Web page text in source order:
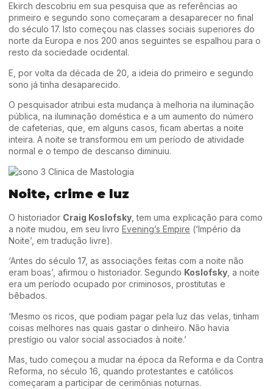
Ekirch descobriu em sua pesquisa que as referências ao
primeiro e segundo sono começaram a desaparecer no final
do século 17. Isto começou nas classes sociais superiores do
norte da Europa e nos 200 anos seguintes se espalhou para o
resto da sociedade ocidental.
E, por volta da década de 20, a ideia do primeiro e segundo
sono já tinha desaparecido.
O pesquisador atribui esta mudança à melhoria na iluminação
pública, na iluminação doméstica e a um aumento do número
de cafeterias, que, em alguns casos, ficam abertas a noite
inteira. A noite se transformou em um período de atividade
normal e o tempo de descanso diminuiu.
Noite, crime e luz
O historiador Craig Koslofsky , tem uma explicação para como
a noite mudou, em seu livro Evening’s Empire (‘Império da
Noite’, em tradução livre).
‘Antes do século 17, as associações feitas com a noite não
eram boas’, afirmou o historiador. Segundo Koslofsky, a noite
era um período ocupado por criminosos, prostitutas e
bêbados.
‘Mesmo os ricos, que podiam pagar pela luz das velas, tinham
coisas melhores nas quais gastar o dinheiro. Não havia
prestígio ou valor social associados à noite.’
Mas, tudo começou a mudar na época da Reforma e da Contra
Reforma, no século 16, quando protestantes e católicos
começaram a participar de cerimônias noturnas.